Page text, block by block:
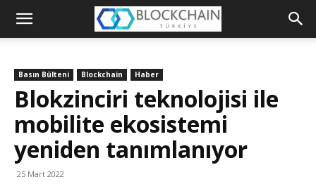
Blockchain
Platformu
Basın Bülteni Blockchain Haber
Blokzinciri teknolojisi ile
mobilite ekosistemi
yeniden tanımlanıyor
25 Mart 2022